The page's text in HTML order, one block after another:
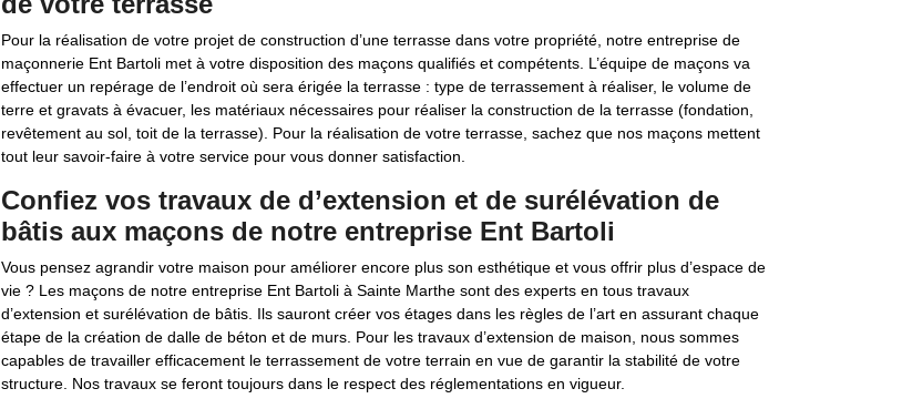
Pour la réalisation de votre projet de construction d’une terrasse dans votre propriété, notre entreprise de
maçonnerie Ent Bartoli met à votre disposition des maçons qualifiés et compétents. L’équipe de maçons va
effectuer un repérage de l’endroit où sera érigée la terrasse : type de terrassement à réaliser, le volume de
terre et gravats à évacuer, les matériaux nécessaires pour réaliser la construction de la terrasse (fondation,
revêtement au sol, toit de la terrasse). Pour la réalisation de votre terrasse, sachez que nos maçons mettent
tout leur savoir-faire à votre service pour vous donner satisfaction.
Confiez vos travaux de d’extension et de surélévation de
bâtis aux maçons de notre entreprise Ent Bartoli
Vous pensez agrandir votre maison pour améliorer encore plus son esthétique et vous offrir plus d’espace de
vie ? Les maçons de notre entreprise Ent Bartoli à Sainte Marthe sont des experts en tous travaux
d’extension et surélévation de bâtis. Ils sauront créer vos étages dans les règles de l’art en assurant chaque
étape de la création de dalle de béton et de murs. Pour les travaux d’extension de maison, nous sommes
capables de travailler efficacement le terrassement de votre terrain en vue de garantir la stabilité de votre
structure. Nos travaux se feront toujours dans le respect des réglementations en vigueur.